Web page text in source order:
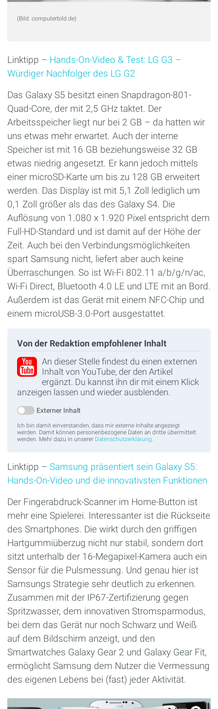
(Bild: computerbild.de)
Linktipp – Hands-On-Video & Test: LG G3 –
Würdiger Nachfolger des LG G2
Das Galaxy S5 besitzt einen Snapdragon-801-
Quad-Core, der mit 2,5 GHz taktet. Der
Arbeitsspeicher liegt nur bei 2 GB – da hatten wir
uns etwas mehr erwartet. Auch der interne
Speicher ist mit 16 GB beziehungsweise 32 GB
etwas niedrig angesetzt. Er kann jedoch mittels
einer microSD-Karte um bis zu 128 GB erweitert
werden. Das Display ist mit 5,1 Zoll lediglich um
0,1 Zoll größer als das des Galaxy S4. Die
Auflösung von 1.080 x 1.920 Pixel entspricht dem
Full-HD-Standard und ist damit auf der Höhe der
Zeit. Auch bei den Verbindungsmöglichkeiten
spart Samsung nicht, liefert aber auch keine
Überraschungen. So ist Wi-Fi 802.11 a/b/g/n/ac,
Wi-Fi Direct, Bluetooth 4.0 LE und LTE mit an Bord.
Außerdem ist das Gerät mit einem NFC-Chip und
einem microUSB-3.0-Port ausgestattet.
Von der Redaktion empfohlener Inhalt
An dieser Stelle findest du einen externen
Inhalt von YouTube, der den Artikel
ergänzt. Du kannst ihn dir mit einem Klick
anzeigen lassen und wieder ausblenden.
Externer Inhalt
Ich bin damit einverstanden, dass mir externe Inhalte angezeigt
werden. Damit können personenbezogene Daten an dritte übermittelt
werden. Mehr dazu in unserer Datenschutzerklärung
Linktipp – Samsung präsentiert sein Galaxy S5:
Hands-On-Video und die innovativsten Funktionen
Der Fingerabdruck-Scanner im Home-Button ist
mehr eine Spielerei. Interessanter ist die Rückseite
des Smartphones. Die wirkt durch den griffigen
Hartgummiüberzug nicht nur stabil, sondern dort
sitzt unterhalb der 16-Megapixel-Kamera auch ein
Sensor für die Pulsmessung. Und genau hier ist
Samsungs Strategie sehr deutlich zu erkennen.
Zusammen mit der IP67-Zertifizierung gegen
Spritzwasser, dem innovativen Stromsparmodus,
bei dem das Gerät nur noch Schwarz und Weiß
auf dem Bildschirm anzeigt, und den
Smartwatches Galaxy Gear 2 und Galaxy Gear Fit,
ermöglicht Samsung dem Nutzer die Vermessung
des eigenen Lebens bei (fast) jeder Aktivität.